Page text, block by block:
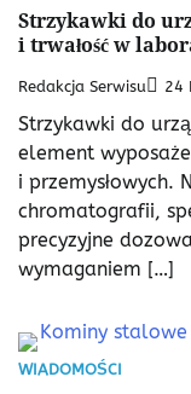
Strzykawki do
i trwałość w
Redakcja Serwisu 24
Strzykawki do
element
i przemysłowych.
chromatografii,
precyzyjne
wymaganiem […]
WIADOMOŚCI